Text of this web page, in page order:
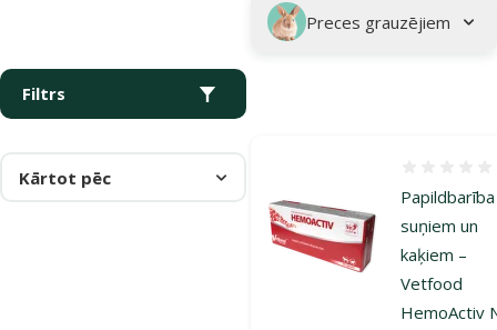
Preces grauzējiem
Filtrs
Kārtot pēc
Papildbarība
suņiem un
kaķiem –
Vetfood
HemoActiv